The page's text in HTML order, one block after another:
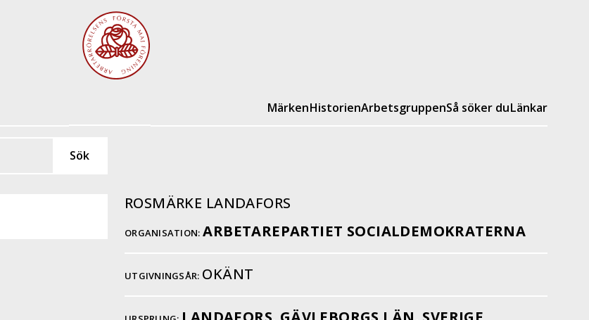
MärkenHistorienArbetsgruppenSå söker duLänkar
ROSMÄRKE LANDAFORS
ORGANISATION: ARBETAREPARTIET SOCIALDEMOKRATERNA
UTGIVNINGSÅR: OKÄNT